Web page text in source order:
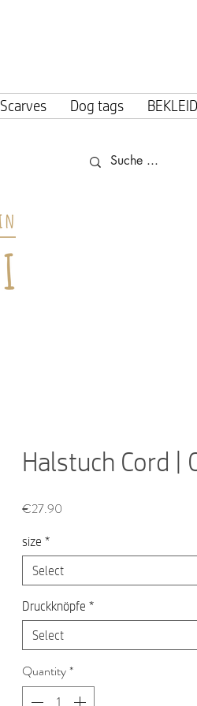
Scarves Dog tags
Halstuch Cord |
€27.90
size *
Select
Druckknöpfe *
Select
Quantity*